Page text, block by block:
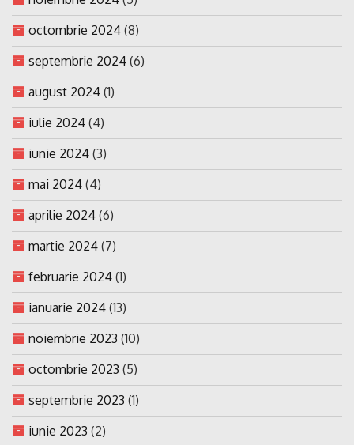
octombrie 2024 (8)
septembrie 2024 (6)
august 2024 (1)
iulie 2024 (4)
iunie 2024 (3)
mai 2024 (4)
aprilie 2024 (6)
martie 2024 (7)
februarie 2024 (1)
ianuarie 2024 (13)
noiembrie 2023 (10)
octombrie 2023 (5)
septembrie 2023 (1)
iunie 2023 (2)